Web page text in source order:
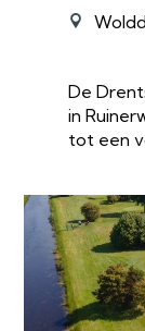
De
in
tot een